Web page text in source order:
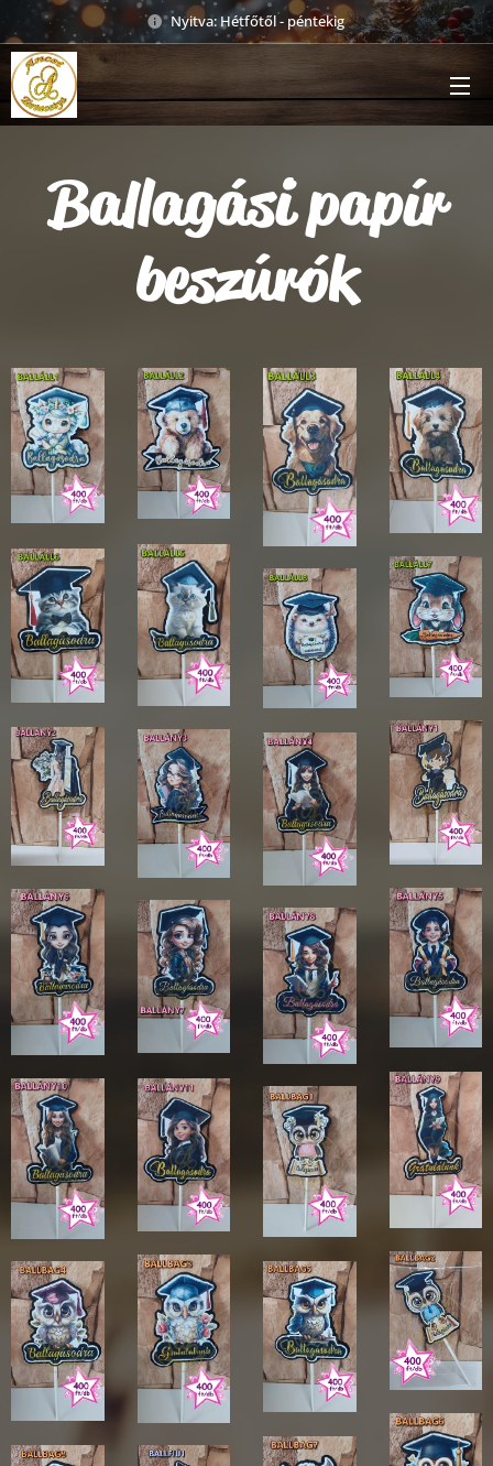
Nyitva: Hétfőtől - péntekig
Ballagási papír
beszúrók